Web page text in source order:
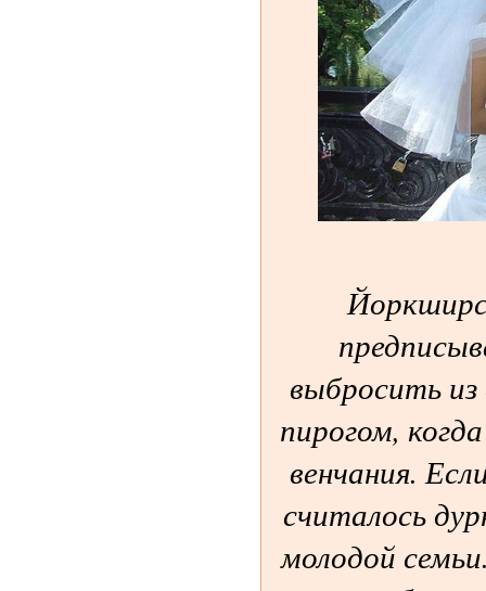
выбросить из
пирогом,
венчания.
считалось
молодой